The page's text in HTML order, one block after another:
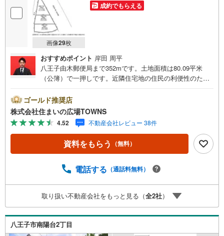
画像29枚
成約でもらえる
おすすめポイント 岸田 周平
八王子由木郵便局まで352mです。土地面積は80.09平米
（公簿）で一押しです。近隣住宅地の住民の利便性のため
は売地の情報となっています。土地購入をお考えの方は是
非。周辺環境が好条件でニーズの高い住宅用地です。【年
中無休/9:00～21:00】人気物件は特にお問い合わせが集中
するため、お早めにお電話下さい。「室内・現地を見学す
る」ボタンよりご予約頂くとご見学がスムーズです。■その
他、各種ご相談も承っております。○住宅ローンのご相談○
らお客様へ経験豊富なスタッフが親身になってお客様に合
てご紹介可能ですのでお気軽にお問い合わせ下さい♪駐車
場もございますので、お車でのお越しも大歓迎です！
ゴールド推奨店
株式会社住まいの広場TOWNS
4.52 不動産会社レビュー 38件
資料をもらう （無料）
電話する （通話料無料）
取り扱い不動産会社をもっと見る（全2社）
八王子市南陽台2丁目